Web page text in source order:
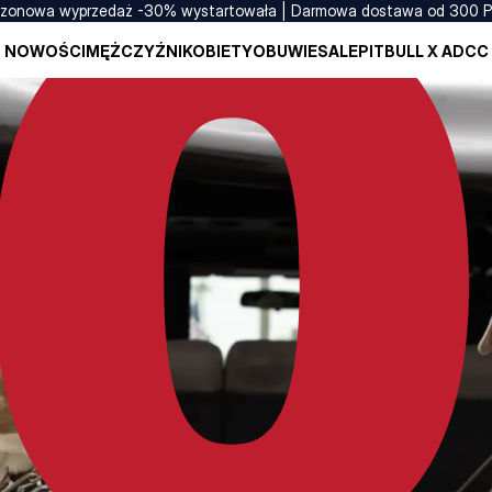
wyprzedaż -30% wystartowała | Darmowa dostawa od 300
NOWOŚCIMĘŻCZYŹNIKOBIETYOBUWIESALEPITBULL X ADCC